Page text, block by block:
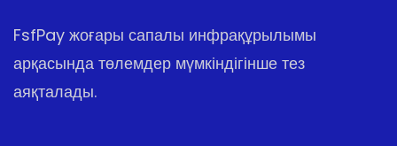
FsfPay жоғары сапалы инфрақұрылымы
арқасында төлемдер мүмкіндігінше тез
аяқталады.